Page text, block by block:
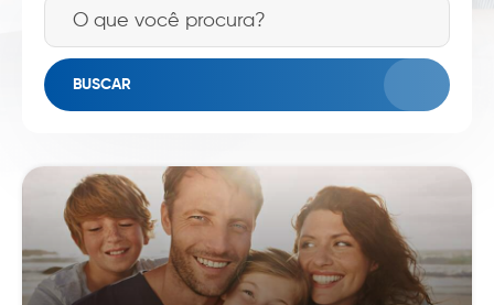
BUSCAR